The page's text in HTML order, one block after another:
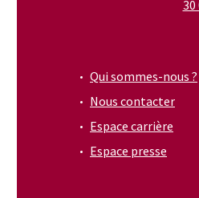
30
Qui sommes-nous ?
Nous contacter
Espace carrière
Espace presse